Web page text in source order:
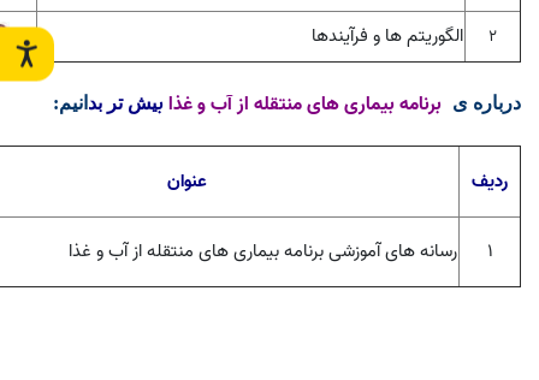
2 الگوریتم ها و فرآیندها
درباره ی برنامه بیماری های منتقله از آب و غذابیش تر بد انیم:
ردیف عنوان
۱ رسانه های آموزشی برنامه بیماری های منتقله از آب و غذا